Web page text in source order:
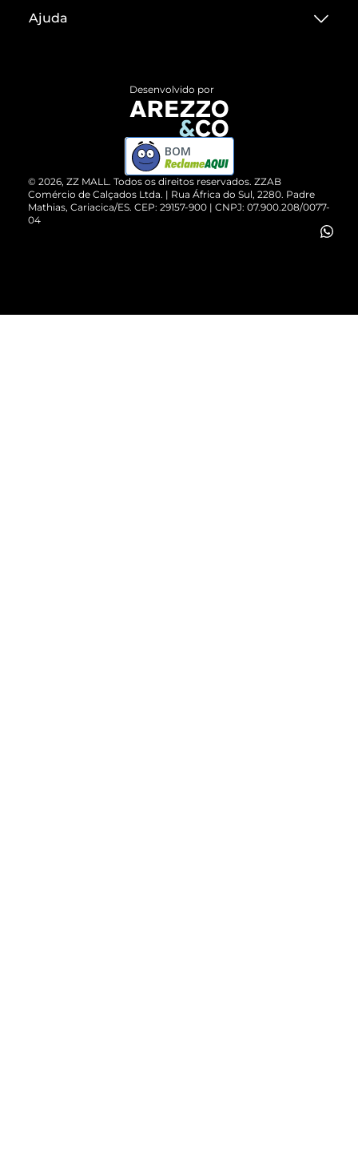
Termos de Uso
ZZ MALL é confiável
Cartão Presente
Vendas Corporativas
Ajuda
Devolução do Produto
Compre pelo WhatsApp
© 2026, ZZ MALL. Todos os direitos reservados. ZZAB
Comércio de Calçados Ltda. | Rua África do Sul, 2280. Padre
Mathias, Cariacica/ES. CEP: 29157-900 | CNPJ: 07.900.208/0077-
04
Desenvolvido por
BOM